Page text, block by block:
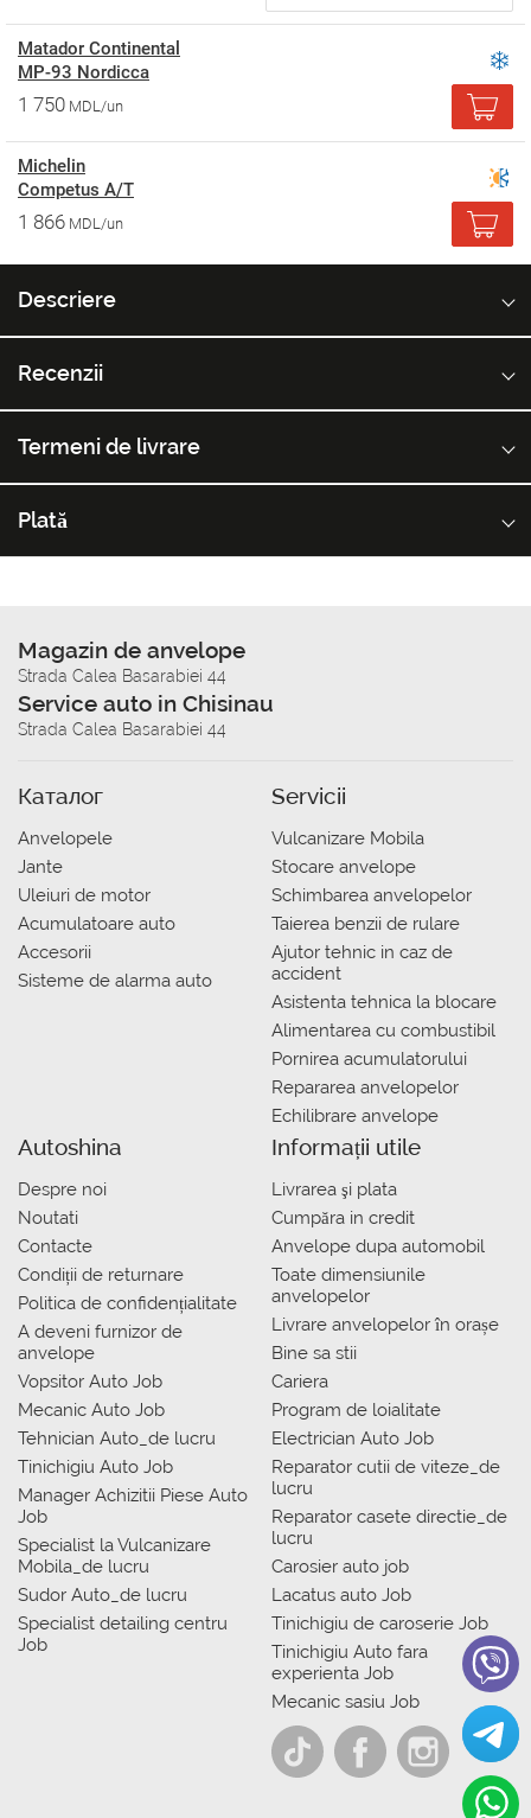
Matador Continental
MP-93 Nordicca
1 750 MDL/un
Michelin
Competus A/T
1 866 MDL/un
Descriere
Recenzii
Termeni de livrare
Plată
Magazin de anvelope
Strada Calea Basarabiei 44
Service auto in Chisinau
Strada Calea Basarabiei 44
Каталог
Anvelopele
Jante
Uleiuri de motor
Acumulatoare auto
Accesorii
Sisteme de alarma auto
Servicii
Vulcanizare Mobila
Stocare anvelope
Schimbarea anvelopelor
Taierea benzii de rulare
Ajutor tehnic in caz de
accident
Asistenta tehnica la blocare
Alimentarea cu combustibil
Pornirea acumulatorului
Repararea anvelopelor
Echilibrare anvelope
Autoshina
Despre noi
Noutati
Contacte
Condiții de returnare
Politica de confidențialitate
A deveni furnizor de
anvelope
Vopsitor Auto Job
Mecanic Auto Job
Tehnician Auto_de lucru
Tinichigiu Auto Job
Manager Achizitii Piese Auto
Job
Specialist la Vulcanizare
Mobila_de lucru
Sudor Auto_de lucru
Specialist detailing centru
Job
Informații utile
Livrarea şi plata
Сumpăra in credit
Anvelope dupa automobil
Toate dimensiunile
anvelopelor
Livrare anvelopelor în orașe
Bine sa stii
Cariera
Program de loialitate
Electrician Auto Job
Reparator cutii de viteze_de
lucru
Reparator casete directie_de
lucru
Carosier auto job
Lacatus auto Job
Tinichigiu de caroserie Job
Tinichigiu Auto fara
experienta Job
Mecanic sasiu Job